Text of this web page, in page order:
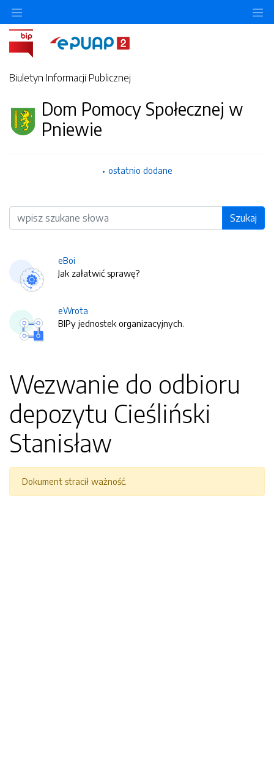
Biuletyn Informacji Publicznej
Dom Pomocy Społecznej w
Pniewie
ostatnio dodane
Wyszukiwarka Szukaj
eBoi
Jak załatwić sprawę?
eWrota
BIPy jednostek organizacyjnych.
Wezwanie do odbioru
depozytu Cieśliński
Stanisław
Dokument stracił ważność.